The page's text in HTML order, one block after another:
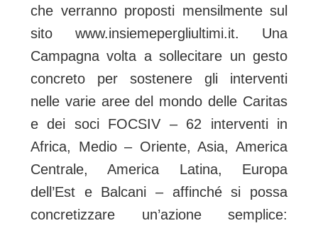
che verranno proposti mensilmente sul
sito www.insiemepergliultimi.it. Una
Campagna volta a sollecitare un gesto
concreto per sostenere gli interventi
nelle varie aree del mondo delle Caritas
e dei soci FOCSIV – 62 interventi in
Africa, Medio – Oriente, Asia, America
Centrale, America Latina, Europa
dell’Est e Balcani – affinché si possa
concretizzare un’azione semplice: